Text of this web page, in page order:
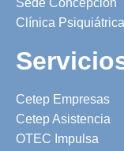
Clínica
Cetep Empresas
Cetep Asistencia
OTEC Impulsa